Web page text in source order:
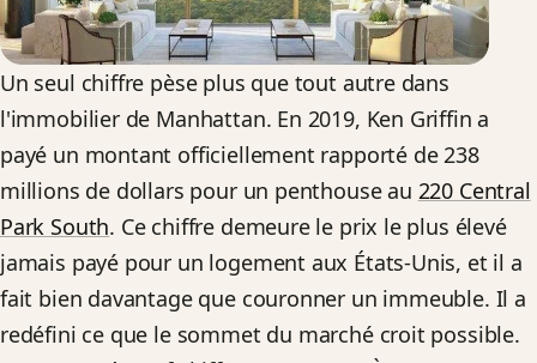
Un seul chiffre pèse plus que tout autre dans
l'immobilier de Manhattan. En 2019, Ken Griffin a
payé un montant officiellement rapporté de 238
millions de dollars pour un penthouse au 220 Central
Park South. Ce chiffre demeure le prix le plus élevé
jamais payé pour un logement aux États-Unis, et il a
fait bien davantage que couronner un immeuble. Il a
redéfini ce que le sommet du marché croit possible.